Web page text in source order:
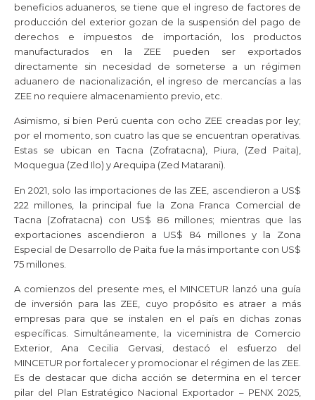
beneficios aduaneros, se tiene que el ingreso de factores de
producción del exterior gozan de la suspensión del pago de
derechos e impuestos de importación, los productos
manufacturados en la ZEE pueden ser exportados
directamente sin necesidad de someterse a un régimen
aduanero de nacionalización, el ingreso de mercancías a las
ZEE no requiere almacenamiento previo, etc.
Asimismo, si bien Perú cuenta con ocho ZEE creadas por ley;
por el momento, son cuatro las que se encuentran operativas.
Estas se ubican en Tacna (Zofratacna), Piura, (Zed Paita),
Moquegua (Zed Ilo) y Arequipa (Zed Matarani).
En 2021, solo las importaciones de las ZEE, ascendieron a US$
222 millones, la principal fue la Zona Franca Comercial de
Tacna (Zofratacna) con US$ 86 millones; mientras que las
exportaciones ascendieron a US$ 84 millones y la Zona
Especial de Desarrollo de Paita fue la más importante con US$
75 millones.
A comienzos del presente mes, el MINCETUR lanzó una guía
de inversión para las ZEE, cuyo propósito es atraer a más
empresas para que se instalen en el país en dichas zonas
específicas. Simultáneamente, la viceministra de Comercio
Exterior, Ana Cecilia Gervasi, destacó el esfuerzo del
MINCETUR por fortalecer y promocionar el régimen de las ZEE.
Es de destacar que dicha acción se determina en el tercer
pilar del Plan Estratégico Nacional Exportador – PENX 2025,